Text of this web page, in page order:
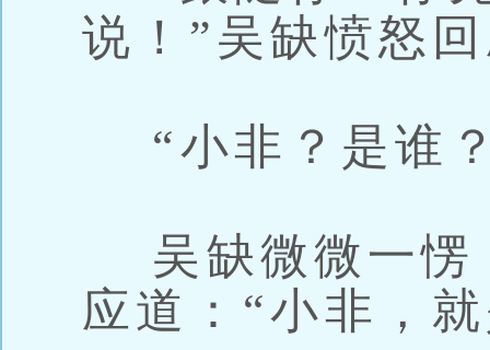
说！”吴缺愤怒
“小非？是谁
吴缺微微一愣
应道：“小非，